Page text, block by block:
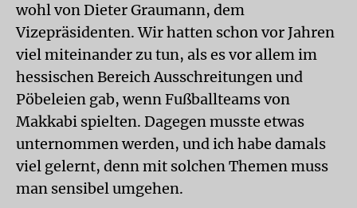
wohl von Dieter Graumann, dem
Vizepräsidenten. Wir hatten schon vor Jahren
viel miteinander zu tun, als es vor allem im
hessischen Bereich Ausschreitungen und
Pöbeleien gab, wenn Fußballteams von
Makkabi spielten. Dagegen musste etwas
unternommen werden, und ich habe damals
viel gelernt, denn mit solchen Themen muss
man sensibel umgehen.